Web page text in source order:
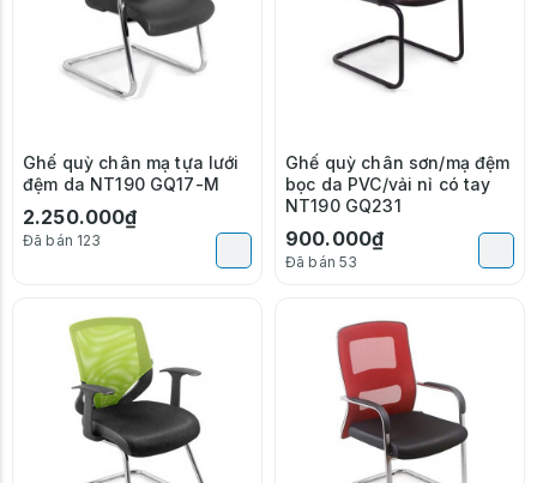
Ghế quỳ chân mạ tựa lưới
đệm da NT190 GQ17-M
2.250.000₫
Đã bán 123
Ghế quỳ chân sơn/mạ đệm
bọc da PVC/vải nỉ có tay
NT190 GQ231
900.000₫
Đã bán 53